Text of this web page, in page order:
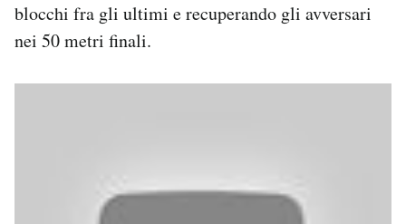
blocchi fra gli ultimi e recuperando gli avversari
nei 50 metri finali.